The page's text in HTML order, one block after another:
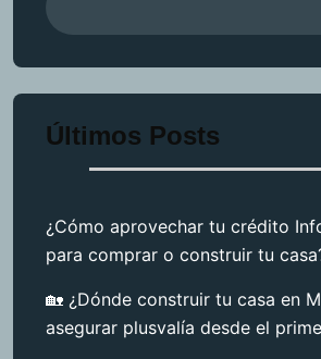
Últimos Posts
¿Cómo aprovechar tu crédito
para comprar o construir tu
🏡 ¿Dónde construir tu casa en
asegurar plusvalía desde el